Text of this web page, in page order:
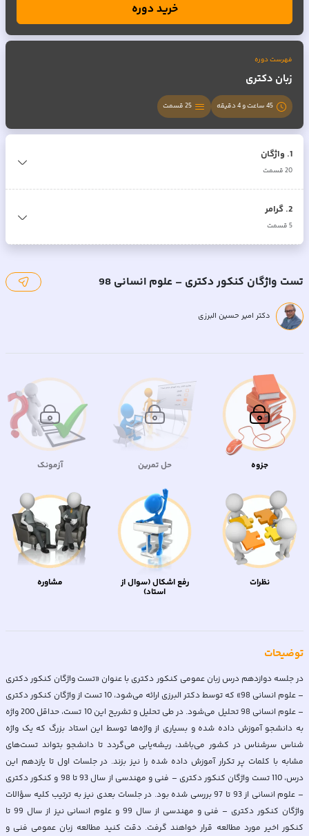
خرید دوره
فهرست دوره
زبان دکتری
45 ساعت و 4 دقیقه 25قسمت
1
. واژگان
20قسمت
2
. گرامر
5قسمت
تست واژگان کنکور دکتری – علوم انسانی 98
دکتر امیر حسین البرزی
جزوه حل تمرین آزمونک
نظرات رفع اشکال (سوال از
استاد)
مشاوره
توضیحات
در جلسه دوازدهم درس زبان عمومی کنکور دکتری با عنوان «تست واژگان کنکور دکتری
– علوم انسانی 98» که توسط دکتر البرزی ارائه می‌شود، 10 تست از واژگان کنکور دکتری
– علوم انسانی 98 تحلیل می‌شود. در طی تحلیل و تشریح این 10 تست، حداقل 200 واژه
به دانشجو آموزش داده شده و بسیاری از واژه‌ها توسط این استاد بزرگ که یک واژه
شناس سرشناس در کشور می‌باشد، ریشه‌یابی می‌گردد تا دانشجو بتواند تست‌های
مشابه با کلمات پر تکرار آموزش داده شده را نیز بزند. در جلسات اول تا یازدهم این
درس، 110 تست واژگان کنکور دکتری – فنی و مهندسی از سال 93 تا 98 و کنکور دکتری
– علوم انسانی از 93 تا 97 بررسی شده بود. در جلسات بعدی نیز به ترتیب کلیه سؤالات
واژگان کنکور دکتری – فنی و مهندسی از سال 99 و علوم انسانی نیز از سال 99 تا
کنکور اخیر مورد مطالعه قرار خواهند گرفت. دقت کنید مطالعه زبان عمومی فنی و